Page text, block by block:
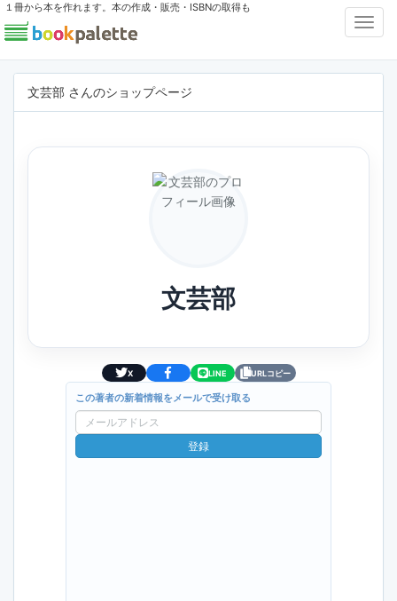
１冊から本を作れます。本の作成・販売・ISBNの取得も
文芸部 さんのショップページ
文芸部
X LINE URLコピー
この著者の新着情報をメールで受け取る
ー
ル
登録